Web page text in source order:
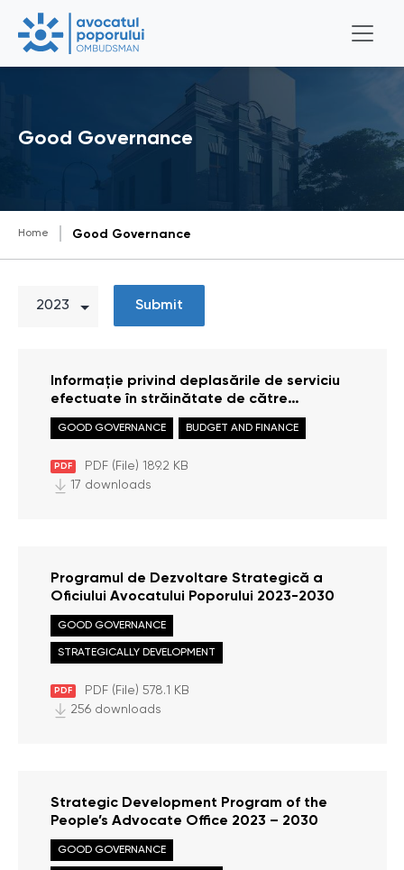
Good Governance
Home Good Governance
Submit
Informație privind deplasările de serviciu
efectuate în străinătate de către
personalul Oficiului Avocatului Poporului în
perioada 01 iulie – 30 septembrie 2023
PDF PDF (File) 189.2 KB
GOOD GOVERNANCE BUDGET AND FINANCE
17 downloads
Programul de Dezvoltare Strategică a
Oficiului Avocatului Poporului 2023-2030
PDF PDF (File) 578.1 KB
GOOD GOVERNANCE
STRATEGICALLY DEVELOPMENT
256 downloads
Strategic Development Program of the
People’s Advocate Office 2023 – 2030
GOOD GOVERNANCE